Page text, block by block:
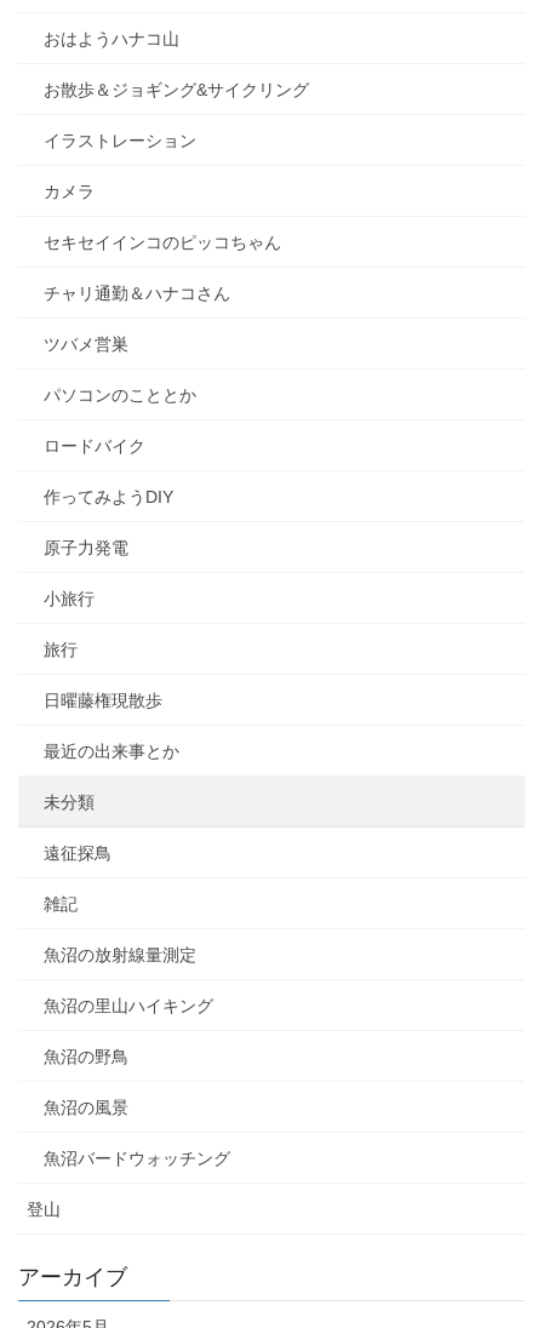
おはようハナコ山
お散歩＆ジョギング&サイクリング
イラストレーション
カメラ
セキセイインコのピッコちゃん
チャリ通勤＆ハナコさん
ツバメ営巣
パソコンのこととか
ロードバイク
作ってみようDIY
原子力発電
小旅行
旅行
日曜藤権現散歩
最近の出来事とか
未分類
遠征探鳥
雑記
魚沼の放射線量測定
魚沼の里山ハイキング
魚沼の野鳥
魚沼の風景
魚沼バードウォッチング
登山
アーカイブ